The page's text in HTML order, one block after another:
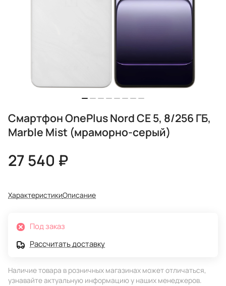
Смартфон OnePlus Nord CE 5, 8/256 ГБ,
Marble Mist (мраморно-серый)
27 540 ₽
ХарактеристикиОписание
Под заказ
Рассчитать доставку
Наличие товара в розничных магазинах может отличаться,
узнавайте актуальную информацию у наших менеджеров.